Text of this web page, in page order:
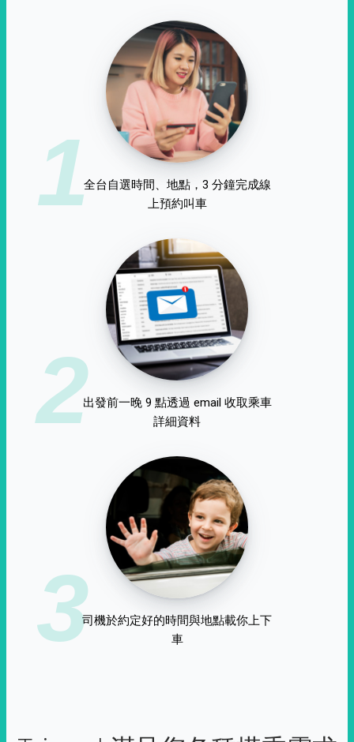
1全台自選時間、地點，3 分鐘完成線
上預約叫車
2出發前一晚 9 點透過 email 收取乘車
詳細資料
3司機於約定好的時間與地點載你上下
車